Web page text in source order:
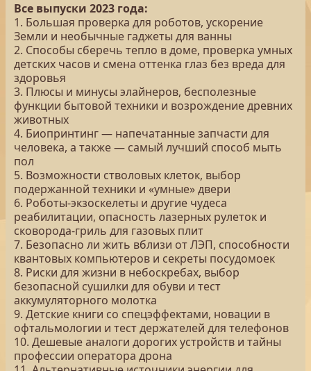
Все выпуски 2023 года:
1. Большая проверка для роботов, ускорение
Земли и необычные гаджеты для ванны
2. Способы сберечь тепло в доме, проверка умных
детских часов и смена оттенка глаз без вреда для
здоровья
3. Плюсы и минусы элайнеров, бесполезные
функции бытовой техники и возрождение древних
животных
4. Биопринтинг — напечатанные запчасти для
человека, а также — самый лучший способ мыть
пол
5. Возможности стволовых клеток, выбор
подержанной техники и «умные» двери
6. Роботы-экзоскелеты и другие чудеса
реабилитации, опасность лазерных рулеток и
сковорода-гриль для газовых плит
7. Безопасно ли жить вблизи от ЛЭП, способности
квантовых компьютеров и секреты посудомоек
8. Риски для жизни в небоскребах, выбор
безопасной сушилки для обуви и тест
аккумуляторного молотка
9. Детские книги со спецэффектами, новации в
офтальмологии и тест держателей для телефонов
10. Дешевые аналоги дорогих устройств и тайны
профессии оператора дрона